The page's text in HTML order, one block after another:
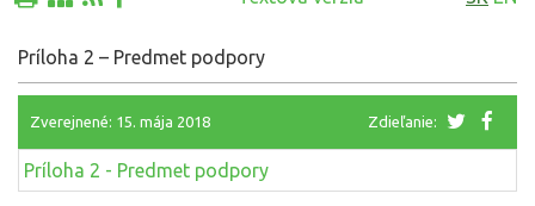
Príloha 2 – Predmet podpory
Zverejnené: 15. mája 2018 Zdieľanie:
Príloha 2 - Predmet podpory